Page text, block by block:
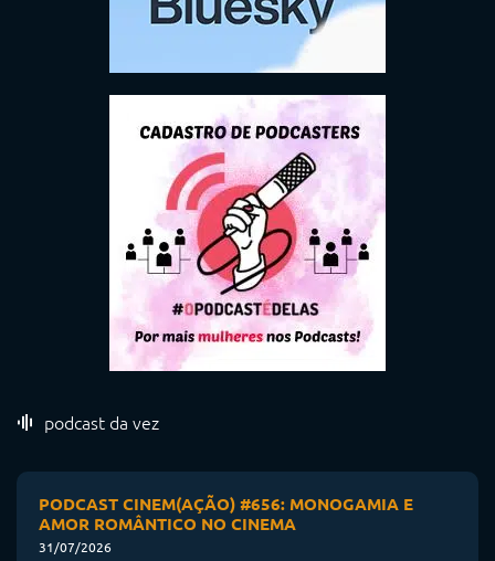
podcast da vez
PODCAST CINEM(AÇÃO) #656: MONOGAMIA E
AMOR ROMÂNTICO NO CINEMA
31/07/2026